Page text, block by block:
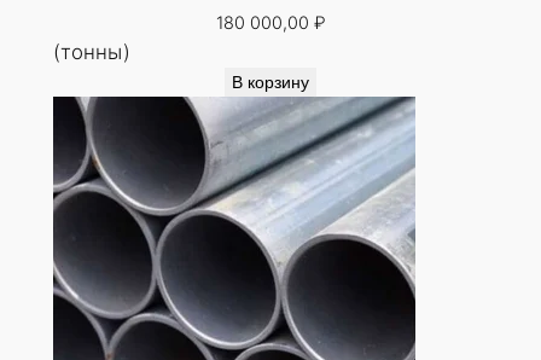
180 000,00 ₽
(тонны)
В корзину